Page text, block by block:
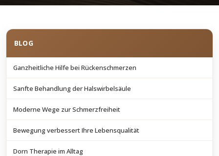
BLOG
Ganzheitliche Hilfe bei Rückenschmerzen
Sanfte Behandlung der Halswirbelsäule
Moderne Wege zur Schmerzfreiheit
Bewegung verbessert Ihre Lebensqualität
Dorn Therapie im Alltag